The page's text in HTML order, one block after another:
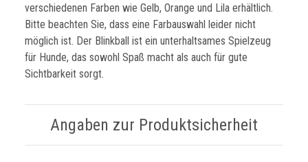
verschiedenen Farben wie Gelb, Orange und Lila erhältlich.
Bitte beachten Sie, dass eine Farbauswahl leider nicht
möglich ist. Der Blinkball ist ein unterhaltsames Spielzeug
für Hunde, das sowohl Spaß macht als auch für gute
Sichtbarkeit sorgt.
Angaben zur Produktsicherheit